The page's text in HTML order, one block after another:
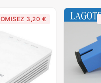
3,20 €